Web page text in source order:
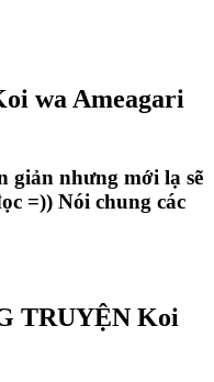
wa Ameagari
giản nhưng mới lạ sẽ
=)) Nói chung các
TRUYỆN Koi